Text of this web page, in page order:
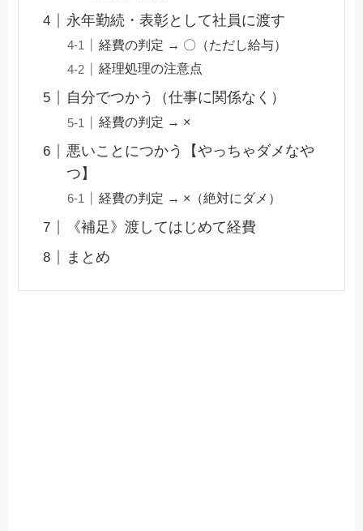
永年勤続・表彰として社員に渡す
経費の判定 → 〇（ただし給与）
経理処理の注意点
自分でつかう（仕事に関係なく）
経費の判定 → ×
悪いことにつかう【やっちゃダメなや
つ】
経費の判定 → ×（絶対にダメ）
《補足》渡してはじめて経費
まとめ